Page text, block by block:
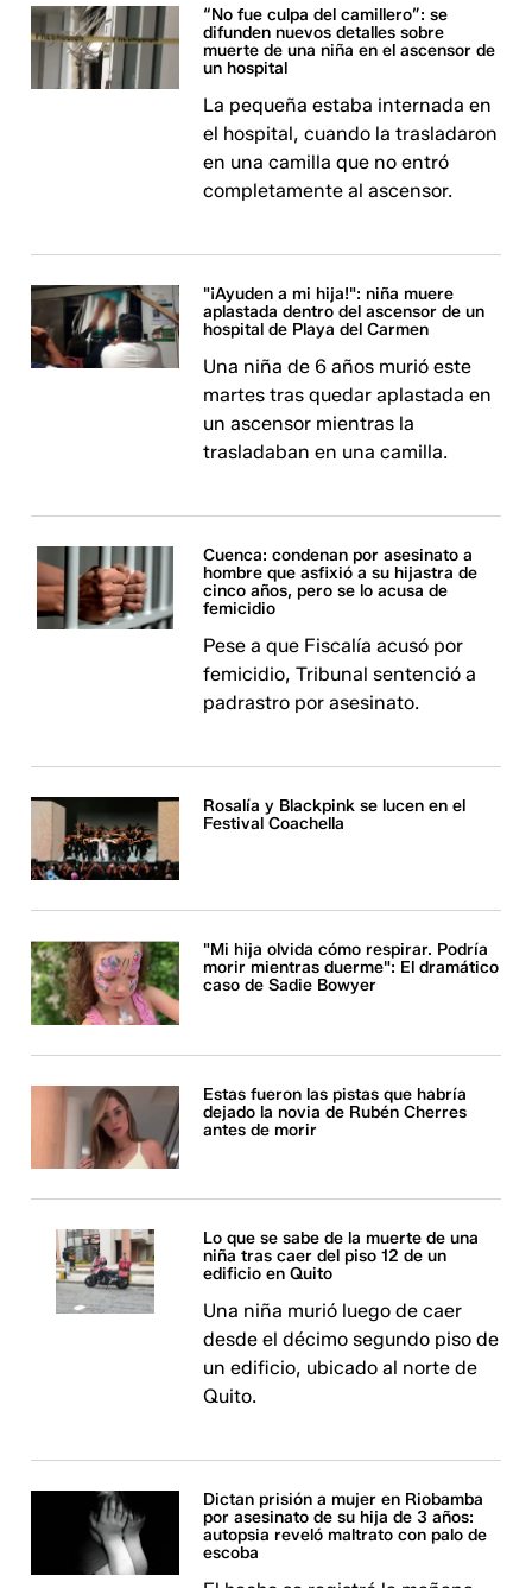
“No fue culpa del camillero”: se
difunden nuevos detalles sobre
muerte de una niña en el ascensor de
un hospital
La pequeña estaba internada en
el hospital, cuando la trasladaron
en una camilla que no entró
completamente al ascensor.
"¡Ayuden a mi hija!": niña muere
aplastada dentro del ascensor de un
hospital de Playa del Carmen
Una niña de 6 años murió este
martes tras quedar aplastada en
un ascensor mientras la
trasladaban en una camilla.
Cuenca: condenan por asesinato a
hombre que asfixió a su hijastra de
cinco años, pero se lo acusa de
femicidio
Pese a que Fiscalía acusó por
femicidio, Tribunal sentenció a
padrastro por asesinato.
Rosalía y Blackpink se lucen en el
Festival Coachella
"Mi hija olvida cómo respirar. Podría
morir mientras duerme": El dramático
caso de Sadie Bowyer
Estas fueron las pistas que habría
dejado la novia de Rubén Cherres
antes de morir
Lo que se sabe de la muerte de una
niña tras caer del piso 12 de un
edificio en Quito
Una niña murió luego de caer
desde el décimo segundo piso de
un edificio, ubicado al norte de
Quito.
Dictan prisión a mujer en Riobamba
por asesinato de su hija de 3 años:
autopsia reveló maltrato con palo de
escoba